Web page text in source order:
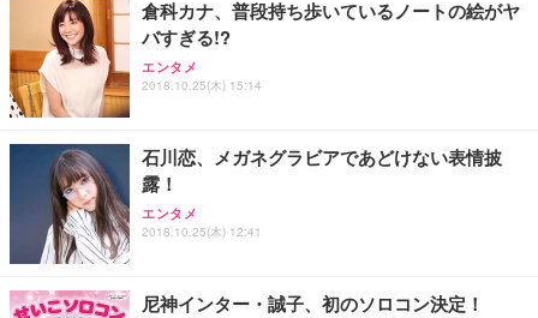
倉科カナ、普段持ち歩いているノートの絵がヤ
バすぎる!?
エンタメ
2018.10.25(木) 15:14
石川恋、メガネグラビアであどけない表情披
露！
エンタメ
2018.10.25(木) 12:41
尼神インター・誠子、初のソロコン決定！